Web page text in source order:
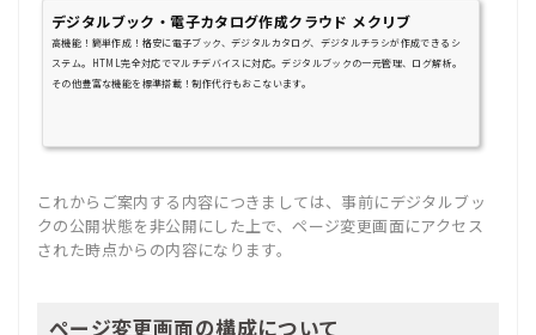
デジタルブック・電子カタログ作成クラウド メクリブ
高機能！簡単作成！格安に電子ブック、デジタルカタログ、デジタルチラシが作成できるシ
ステム。HTML完全対応でマルチデバイスに対応。デジタルブックの一元管理、ログ解析。
その他豊富な機能を標準搭載！制作代行もおこないます。
これからご案内する内容につきましては、事前にデジタルブッ
クの公開状態を非公開にした上で、ページ変更画面にアクセス
された時点からの内容になります。
ページ変更画面の構成について